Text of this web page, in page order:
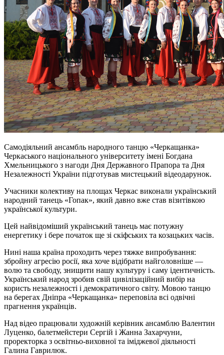
Самодіяльний ансамбль народного танцю «Черкащанка»
Черкаського національного університету імені Богдана
Хмельницького з нагоди Дня Державного Прапора та Дня
Незалежності України підготував мистецький відеодарунок.
Учасники колективу на площах Черкас виконали український
народний танець «Гопак», який давно вже став візитівкою
української культури.
Цей найвідоміший український танець має потужну
енергетику і бере початок ще зі скіфських та козацьких часів.
Нині наша країна проходить через тяжке випробування:
збройну агресію росії, яка хоче відібрати найголовніше —
волю та свободу, знищити нашу культуру і саму ідентичність.
Український народ зробив свій цивілізаційний вибір на
користь незалежності і демократичного світу. Мовою танцю
на берегах Дніпра «Черкащанка» переповіла всі одвічні
прагнення українців.
Над відео працювали художній керівник ансамблю Валентин
Луценко, балетмейстери Сергій і Жанна Захарчуни,
проректорка з освітньо-виховної та іміджевої діяльності
Галина Гаврилюк.